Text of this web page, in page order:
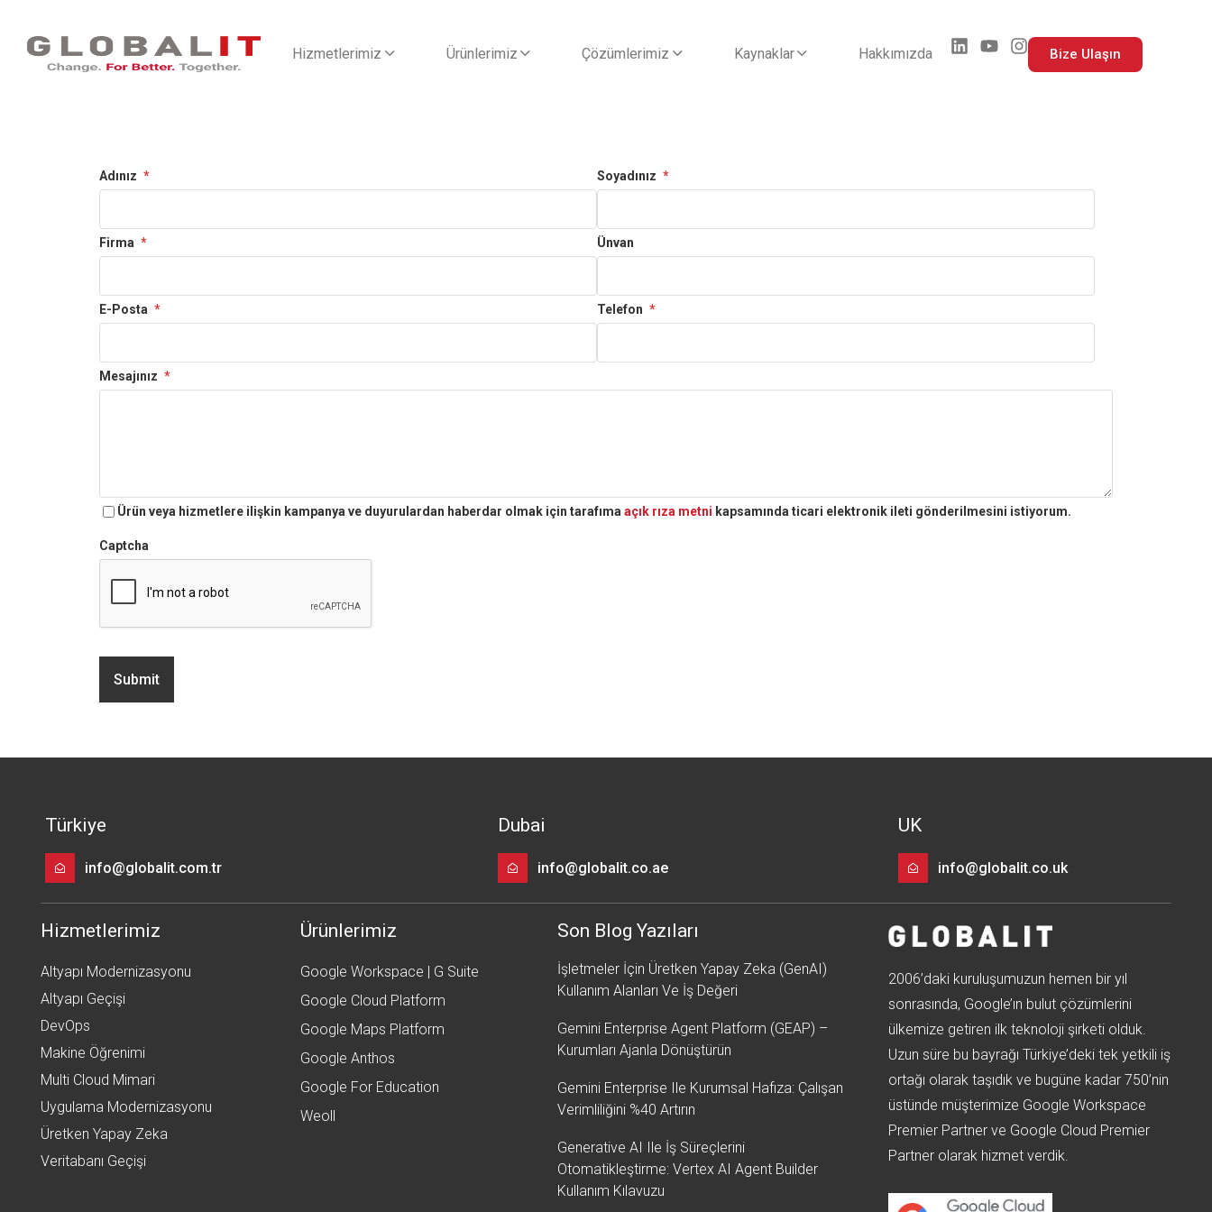
Hizmetlerimiz Ürünlerimiz Çözümlerimiz Kaynaklar Hakkımızda Bize Ulaşın
Adınız * Soyadınız *
Firma * Ünvan
E-Posta * Telefon *
Mesajınız *
Ürün veya hizmetlere ilişkin kampanya ve duyurulardan haberdar olmak için tarafıma açık rıza metni kapsamında ticari elektronik ileti gönderilmesini istiyorum.
Captcha
Submit
Türkiye
info@globalit.com.tr
Dubai
info@globalit.co.ae
UK
info@globalit.co.uk
Hizmetlerimiz
Altyapı Modernizasyonu
Altyapı Geçişi
DevOps
Makine Öğrenimi
Multi Cloud Mimari
Uygulama Modernizasyonu
Üretken Yapay Zeka
Veritabanı Geçişi
Ürünlerimiz
Google Workspace | G Suite
Google Cloud Platform
Google Maps Platform
Google Anthos
Google For Education
Weoll
Son Blog Yazıları
İşletmeler İçin Üretken Yapay Zeka (GenAI)
Kullanım Alanları Ve İş Değeri
Gemini Enterprise Agent Platform (GEAP) –
Kurumları Ajanla Dönüştürün
Gemini Enterprise Ile Kurumsal Hafıza: Çalışan
Verimliliğini %40 Artırın
Generative AI Ile İş Süreçlerini
Otomatikleştirme: Vertex AI Agent Builder
Kullanım Kılavuzu
2006’daki kuruluşumuzun hemen bir yıl
sonrasında, Google’ın bulut çözümlerini
ülkemize getiren ilk teknoloji şirketi olduk.
Uzun süre bu bayrağı Türkiye’deki tek yetkili iş
ortağı olarak taşıdık ve bugüne kadar 750’nin
üstünde müşterimize Google Workspace
Premier Partner ve Google Cloud Premier
Partner olarak hizmet verdik.